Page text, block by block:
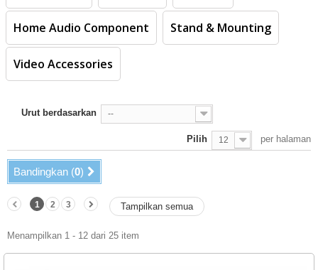
Home Audio Component Stand & Mounting
Video Accessories
Urut berdasarkan --
Pilih 12 per halaman
Bandingkan (0)
Tampilkan semua
1 2 3
Menampilkan 1 - 12 dari 25 item